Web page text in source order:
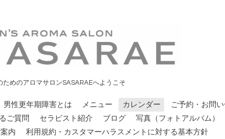
ためのアロマサロンSASARAEへようこそ
男性更年期障害とは メニュー カレンダー
ご予約・お問
ご質問 セラピスト紹介 ブログ 写真（フォトアルバム）
内
利用規約・カスタマーハラスメントに対する基本方針